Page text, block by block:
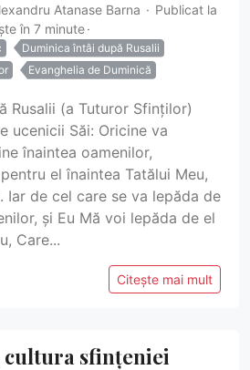
Atanase Barna
Publicat la
în 7 minute
Duminica întâi după Rusalii
Evanghelia de Duminică
Rusalii (a Tuturor Sfinților)
ucenicii Săi: Oricine va
înaintea oamenilor,
el înaintea Tatălui Meu,
Iar de cel care se va lepăda de
și Eu Mă voi lepăda de el
Care...
Citește mai mult
cultura sfințeniei